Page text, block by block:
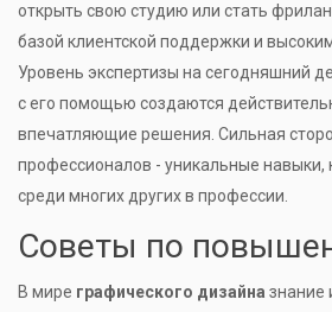
открыть свою студию или стать
базой клиентской поддержки и
Уровень экспертизы на сегодняшний
с его помощью создаются
впечатляющие решения. Сильная
профессионалов - уникальные
среди многих других в профессии.
Советы по
В мире графического дизайна знание